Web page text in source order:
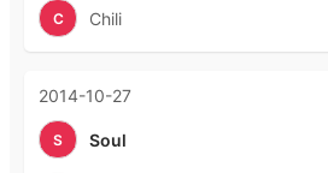
C Chili
2014-10-27
S Soul